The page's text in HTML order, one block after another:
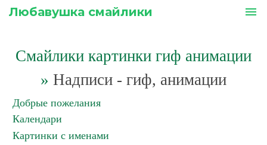
Любавушка смайлики menu
Смайлики картинки гиф анимации
» Надписи - гиф, анимации
Добрые пожелания
Календари
Картинки с именами